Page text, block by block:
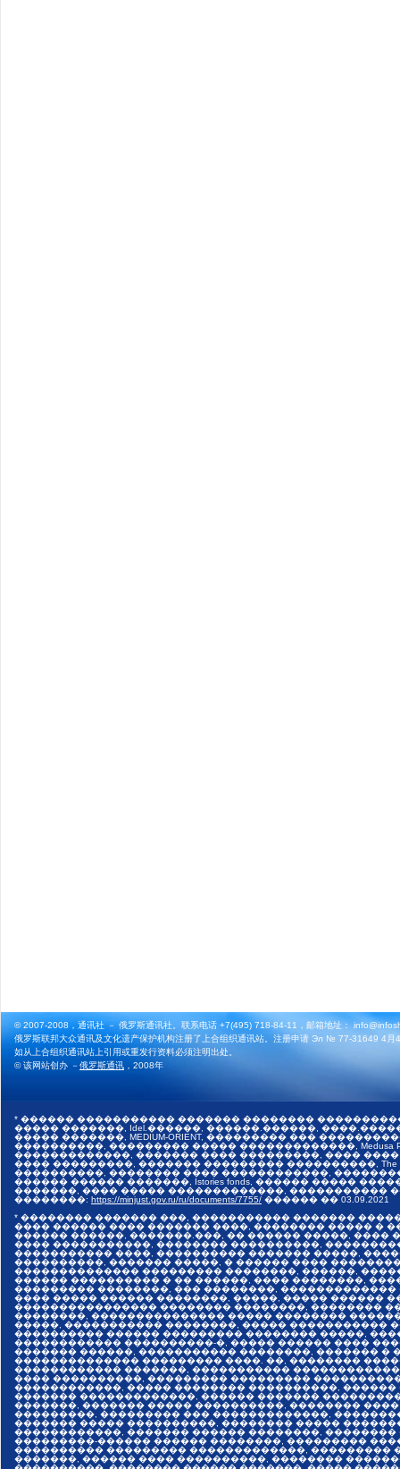
© 2007-2008，通讯社 － 俄罗斯通讯社。联系电话 +7(495) 718-84-11，邮箱地址：
俄罗斯联邦大众通讯及文化遗产保护机构注册了上合组织通讯站。注册申请 Эл № 77-31649 4月
如从上合组织通讯站上引用或重发行资料必须注明出处。
© 该网站创办 －俄罗斯通讯 ，2008年
* ������ ����������� ������� ��������
����� �������, Idel.������, ������.������,
����� �������, MEDIUM-ORIENT, ��������� ���
����������, ��������� ����� �������������, Medusa
�������������, ������� ���� ���������, ����
���� ���������, ������� ��������� ����������,
����������, �������� ���� ������������,
������ ������ �������, Istories fonds, ������ �����
�������, ���� ����� �������������, �����������
��������: https://minjust.gov.ru/ru/documents/7755/ ������ �� 03.09.2021
* �������� ������� ���, ����������� �������
���� ������ ���� ������� ����, �������� ����� �
������ ������, �������.���, �� ������ �����,
���� �����������, �������� ����������,
����������� ����, ���������� ������� �����,
����������, ������� �����, � ������ ����
�������������� ��������� ��������, ������,
������ ���������� � �� ������, ���� ��������,
��������� ��������, ��� ��������,
���� ����� ������ ��������, �����, ����� ������
���������������� �������� ��������, ��������
��������, ��������������� ����� ��������
�����, ����������� ��������, ����� �����������
���������� ������ ��������� �������� �����,
������������ ����������-�, ����� ������ ����
������� ������, ����������� ��������, �������
�������������� ��������� ����. ��, ��������
������������ �������, �����������
���� ����������, ��������� ���������
������������, ����� �������� ����������,
������� �������������, ������ �������
�������, ������� ����� ����������, ��������
���������, ��������� ��� �������������,
������� ����� ����������, �������� �����
������������, ������� ������ ��������,
���������-������ ������ ��������, ���������
���������� ��������� �������������, ���������
�������, ������ ���� ����������, ��������